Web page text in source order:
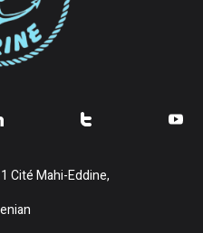
Cité Mahi-Eddine,